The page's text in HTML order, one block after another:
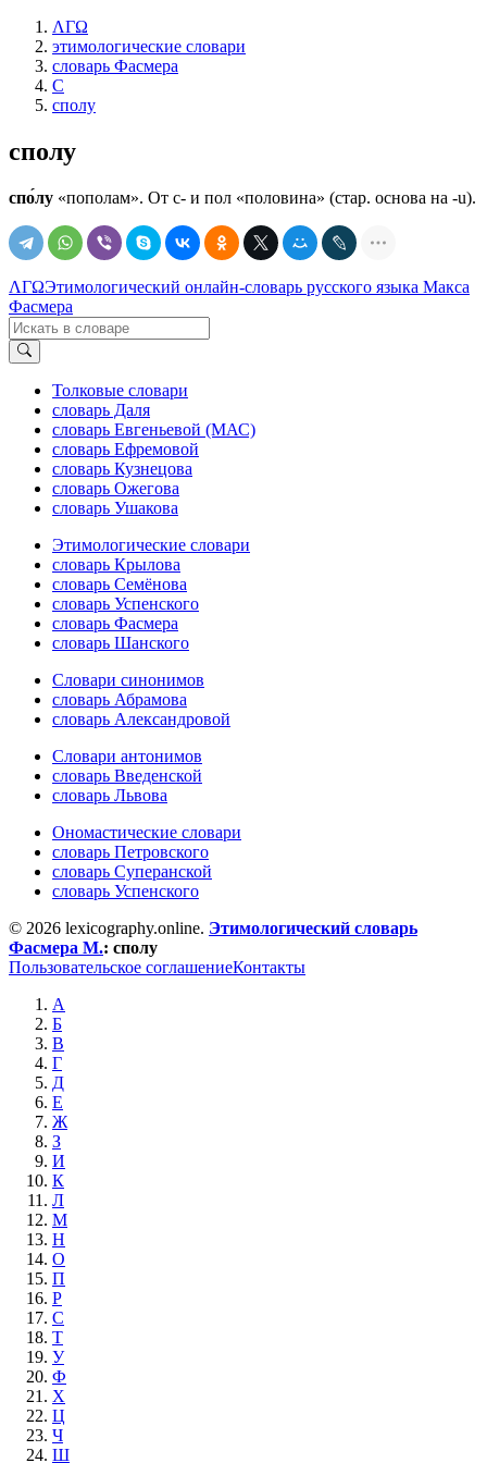
ΛΓΩ
этимологические словари
словарь Фасмера
С
сполу
сполу
спо́лу «пополам». От с- и пол «половина» (стар. основа на -u).
ΛΓΩЭтимологический онлайн-словарь русского языка Макса
Фасмера
Толковые словари
словарь Даля
словарь Евгеньевой (МАС)
словарь Ефремовой
словарь Кузнецова
словарь Ожегова
словарь Ушакова
Этимологические словари
словарь Крылова
словарь Семёнова
словарь Успенского
словарь Фасмера
словарь Шанского
Словари синонимов
словарь Абрамова
словарь Александровой
Словари антонимов
словарь Введенской
словарь Львова
Ономастические словари
словарь Петровского
словарь Суперанской
словарь Успенского
© 2026 lexicography.online. Этимологический словарь
Фасмера М.: сполу
Пользовательское соглашениеКонтакты
А
Б
В
Г
Д
Е
Ж
З
И
К
Л
М
Н
О
П
Р
С
Т
У
Ф
Х
Ц
Ч
Ш